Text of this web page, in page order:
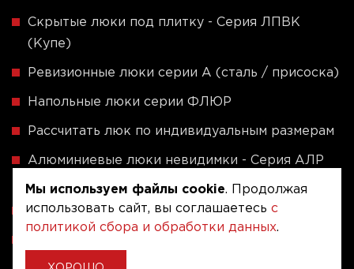
Скрытые люки под плитку - Серия ЛПВК
(Купе)
Ревизионные люки серии A (сталь / присоска)
Напольные люки серии ФЛЮР
Рассчитать люк по индивидуальным размерам
Алюминиевые люки невидимки - Серия АЛР
(присоска)
Ревизионные люки на заказ под размер
Мы используем файлы cookie. Продолжая
использовать сайт, вы соглашаетесь с
политикой сбора и обработки данных.